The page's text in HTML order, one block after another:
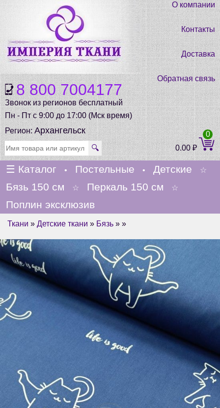
8 800 7004177
Звонок из регионов бесплатный
Пн - Пт с 9:00 до 17:00 (Мск время)
О компании
Контакты
Доставка
Обратная связь
Регион:Архангельск
🔍 0.00₽
0
☰ Каталог • Постельные • Детские ☆
Бязь 150 см ☆ Перкаль 150 см ☆
Поплин эксклюзив
Ткани » Детские ткани » Бязь » »